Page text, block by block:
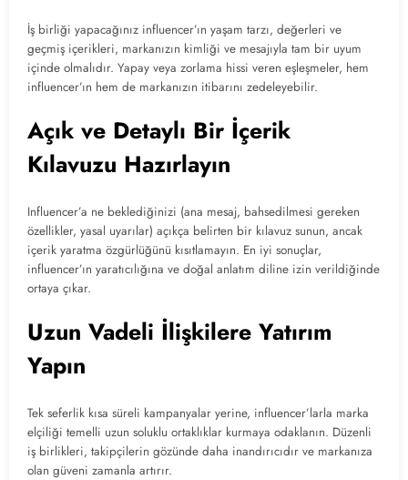
İş birliği yapacağınız influencer’ın yaşam tarzı, değerleri ve
geçmiş içerikleri, markanızın kimliği ve mesajıyla tam bir uyum
içinde olmalıdır. Yapay veya zorlama hissi veren eşleşmeler, hem
influencer’ın hem de markanızın itibarını zedeleyebilir.
Açık ve Detaylı Bir İçerik
Kılavuzu Hazırlayın
Influencer’a ne beklediğinizi (ana mesaj, bahsedilmesi gereken
özellikler, yasal uyarılar) açıkça belirten bir kılavuz sunun, ancak
içerik yaratma özgürlüğünü kısıtlamayın. En iyi sonuçlar,
influencer’ın yaratıcılığına ve doğal anlatım diline izin verildiğinde
ortaya çıkar.
Uzun Vadeli İlişkilere Yatırım
Yapın
Tek seferlik kısa süreli kampanyalar yerine, influencer’larla marka
elçiliği temelli uzun soluklu ortaklıklar kurmaya odaklanın. Düzenli
iş birlikleri, takipçilerin gözünde daha inandırıcıdır ve markanıza
olan güveni zamanla artırır.